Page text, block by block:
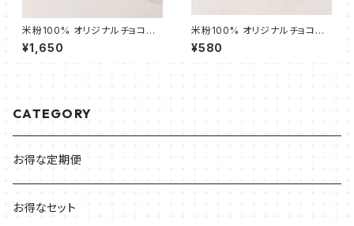
米粉100% オリジナルチョコチ
ャンククッキー 3枚
¥1,650
米粉100% オリジナルチョコチ
ャンククッキー 1枚
¥580
CATEGORY
お得な定期便
お得なセット